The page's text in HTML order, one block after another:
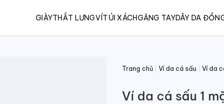
GIÀYTHẮT LƯNGVÍTÚI XÁCHGĂNG TAYDÂY DA
Trang chủ Ví da cá sấu Ví da
Ví da cá sấu 1